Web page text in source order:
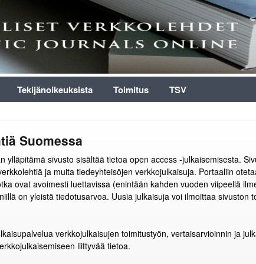
Tekijänoikeuksista Toimitus TSV
Suomessa
ylläpitämä sivusto sisältää tietoa open access -julkaisemisesta.
ja muita tiedeyhteisöjen verkkojulkaisuja. Portaaliin
ovat avoimesti luettavissa (enintään kahden vuoden viipeellä
on yleistä tiedotusarvoa. Uusia julkaisuja voi ilmoittaa sivuston
verkkojulkaisujen toimitustyön, vertaisarvioinnin ja
liittyvää tietoa.